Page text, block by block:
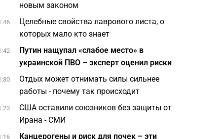
новым законом
Целебные свойства лаврового листа, о
которых мало кто знает
Путин нащупал «слабое место» в
украинской ПВО – эксперт оценил риски
Отдых может отнимать силы сильнее
работы - почему так происходит
США оставили союзников без защиты от
Ирана - СМИ
Канцерогены и риск для почек – эти